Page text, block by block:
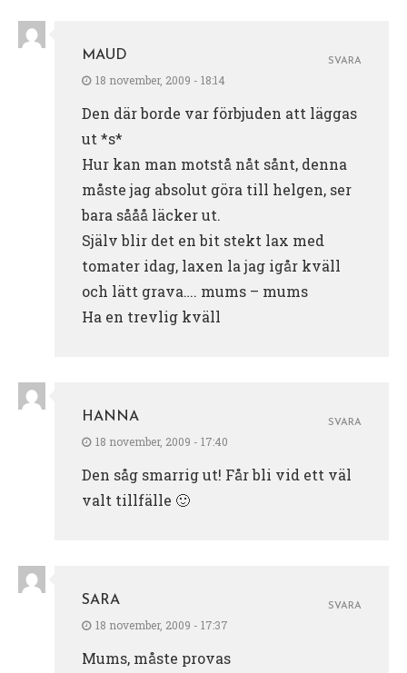
MAUD
18 november, 2009 - 18:14
Den där borde var förbjuden att läggas
ut *s*
Hur kan man motstå nåt sånt, denna
måste jag absolut göra till helgen, ser
bara sååå läcker ut.
Själv blir det en bit stekt lax med
tomater idag, laxen la jag igår kväll
och lätt grava…. mums – mums
Ha en trevlig kväll
SVARA
HANNA
18 november, 2009 - 17:40
Den såg smarrig ut! Får bli vid ett väl
valt tillfälle 🙂
SVARA
SARA
18 november, 2009 - 17:37
Mums, måste provas
SVARA